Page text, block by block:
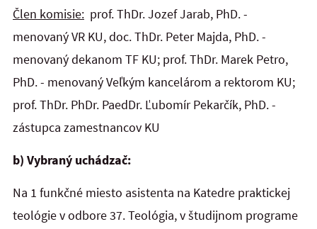
Člen komisie: prof. ThDr. Jozef Jarab, PhD. -
menovaný VR KU, doc. ThDr. Peter Majda, PhD. -
menovaný dekanom TF KU; prof. ThDr. Marek Petro,
PhD. - menovaný Veľkým kancelárom a rektorom KU;
prof. ThDr. PhDr. PaedDr. Ľubomír Pekarčík, PhD. -
zástupca zamestnancov KU
b) Vybraný uchádzač:
Na 1 funkčné miesto asistenta na Katedre praktickej
teológiev odbore 37. Teológia, v študijnom programe